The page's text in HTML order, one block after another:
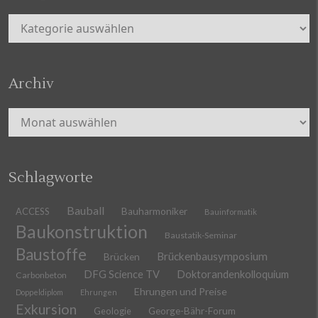
Kategorien
Archiv
Archiv
Schlagworte
ACCESS Bauball Bauharmoniker Bauinformatik
Baukonstruktion Baustatik-Seminar
Baustoffe Brücken Brückenbausymposium
Carbonbeton DFG Science TV Doktorandenkolloquium
Doppeldiplom Ehrungen Ehrungen und Preise
Exkursion Geologie George-Bähr-Forum